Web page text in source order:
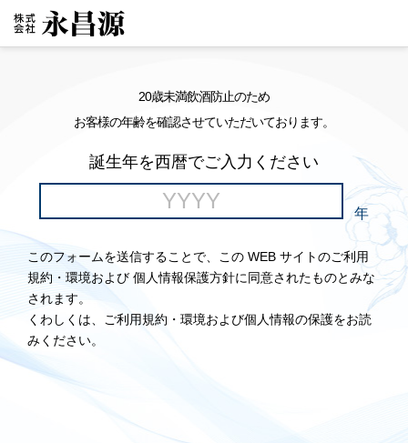
20歳未満飲酒防止のため
お客様の年齢を確認させていただいております。
誕生年を西暦でご入力ください
年
このフォームを送信することで、この WEB サイトのご利用
規約・環境および 個人情報保護方針に同意されたものとみな
されます。
くわしくは、ご利用規約・環境および個人情報の保護をお読
みください。